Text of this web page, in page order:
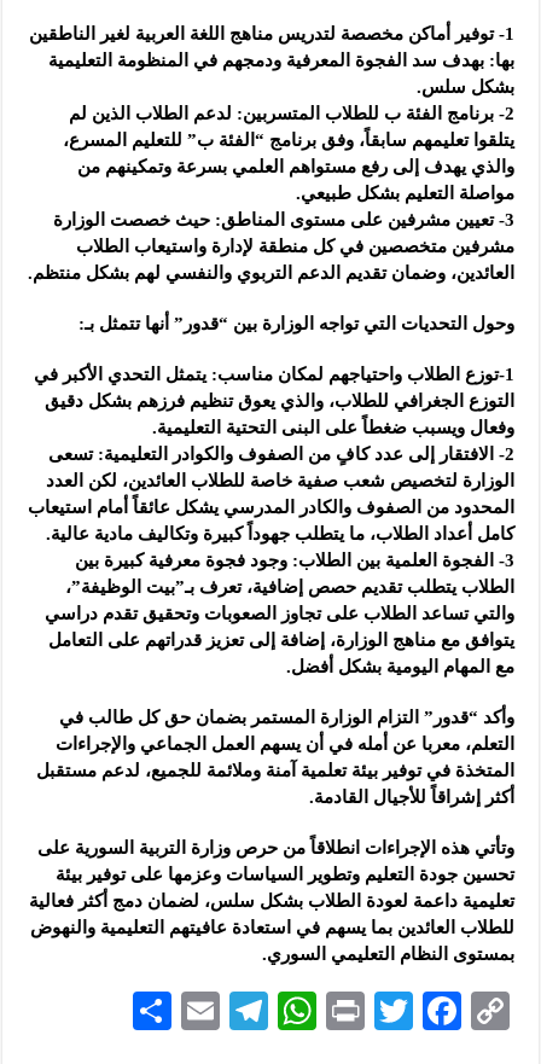
1- توفير أماكن مخصصة لتدريس مناهج اللغة العربية لغير الناطقين
بها: بهدف سد الفجوة المعرفية ودمجهم في المنظومة التعليمية
بشكل سلس.
2- برنامج الفئة ب للطلاب المتسربين: لدعم الطلاب الذين لم
يتلقوا تعليمهم سابقاً، وفق برنامج “الفئة ب” للتعليم المسرع،
والذي يهدف إلى رفع مستواهم العلمي بسرعة وتمكينهم من
مواصلة التعليم بشكل طبيعي.
3- تعيين مشرفين على مستوى المناطق: حيث خصصت الوزارة
مشرفين متخصصين في كل منطقة لإدارة واستيعاب الطلاب
العائدين، وضمان تقديم الدعم التربوي والنفسي لهم بشكل منتظم.
وحول التحديات التي تواجه الوزارة بين “قدور” أنها تتمثل بـ:
1-توزع الطلاب واحتياجهم لمكان مناسب: يتمثل التحدي الأكبر في
التوزع الجغرافي للطلاب، والذي يعوق تنظيم فرزهم بشكل دقيق
وفعال ويسبب ضغطاً على البنى التحتية التعليمية.
2- الافتقار إلى عدد كافٍ من الصفوف والكوادر التعليمية: تسعى
الوزارة لتخصيص شعب صفية خاصة للطلاب العائدين، لكن العدد
المحدود من الصفوف والكادر المدرسي يشكل عائقاً أمام استيعاب
كامل أعداد الطلاب، ما يتطلب جهوداً كبيرة وتكاليف مادية عالية.
3- الفجوة العلمية بين الطلاب: وجود فجوة معرفية كبيرة بين
الطلاب يتطلب تقديم حصص إضافية، تعرف بـ”بيت الوظيفة”،
والتي تساعد الطلاب على تجاوز الصعوبات وتحقيق تقدم دراسي
يتوافق مع مناهج الوزارة، إضافة إلى تعزيز قدراتهم على التعامل
مع المهام اليومية بشكل أفضل.
وأكد “قدور” التزام الوزارة المستمر بضمان حق كل طالب في
التعلم، معربا عن أمله في أن يسهم العمل الجماعي والإجراءات
المتخذة في توفير بيئة تعلمية آمنة وملائمة للجميع، لدعم مستقبل
أكثر إشراقاً للأجيال القادمة.
وتأتي هذه الإجراءات انطلاقاً من حرص وزارة التربية السورية على
تحسين جودة التعليم وتطوير السياسات وعزمها على توفير بيئة
تعليمية داعمة لعودة الطلاب بشكل سلس، لضمان دمج أكثر فعالية
للطلاب العائدين بما يسهم في استعادة عافيتهم التعليمية والنهوض
بمستوى النظام التعليمي السوري.
C
F
T
P
W
Te
E